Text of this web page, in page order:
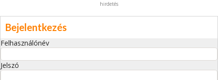
hirdetés
Bejelentkezés
Felhasználónév
Jelszó